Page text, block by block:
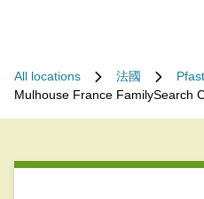
All locations 法國
Mulhouse France FamilySearch